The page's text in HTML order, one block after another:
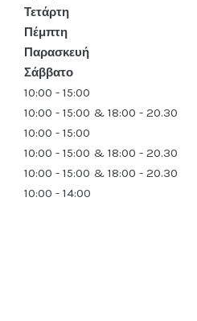
Τετάρτη
Πέμπτη
Παρασκευή
Σάββατο
10:00 - 15:00
10:00 - 15:00 & 18:00 - 20.30
10:00 - 15:00
10:00 - 15:00 & 18:00 - 20.30
10:00 - 15:00 & 18:00 - 20.30
10:00 - 14:00